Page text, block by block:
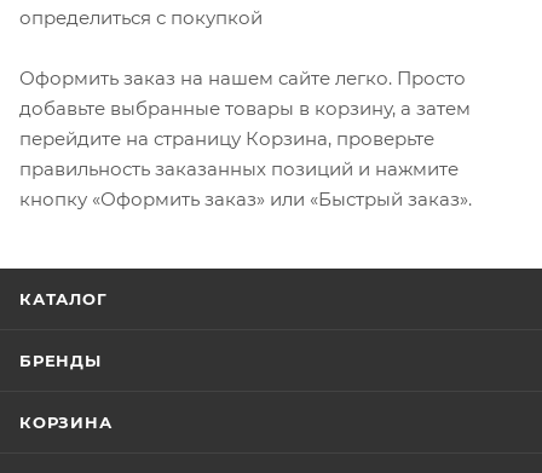
определиться с покупкой
Оформить заказ на нашем сайте легко. Просто
добавьте выбранные товары в корзину, а затем
перейдите на страницу Корзина, проверьте
правильность заказанных позиций и нажмите
кнопку «Оформить заказ» или «Быстрый заказ».
КАТАЛОГ
БРЕНДЫ
КОРЗИНА